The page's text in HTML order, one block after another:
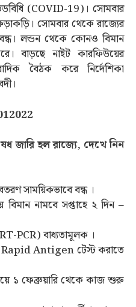
(COVID-19)। সোমবার
সোমবার থেকে রাজ্যের
লন্ডন থেকে কোনও বিমান
বাড়ছে নাইট কারফিউয়ের
বৈঠক করে নির্দেশিকা
জারি হল রাজ্যে, দেখে নিন
সাময়িকভাবে বন্ধ ।
নামবে সপ্তাহে ২ দিন –
PCR) বাধ্যতামূলক ।
Antigen টেস্ট করাতে
১ ফেব্রুয়ারি থেকে কাজ শুরু